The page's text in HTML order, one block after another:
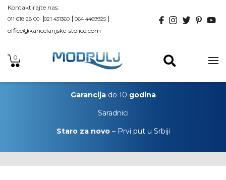
Kontaktirajte nas:
011 618 28 00 021 431360 064 4469925
office@kancelarijske-stolice.com
0
Garancijado 10 godina
Saradnici
Staro za novo– Prvi put u Srbiji